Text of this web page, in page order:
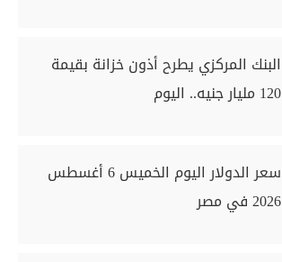
البنك المركزي يطرح أذون خزانة بقيمة
120 مليار جنيه.. اليوم
سعر الدولار اليوم الخميس 6 أغسطس
2026 في مصر